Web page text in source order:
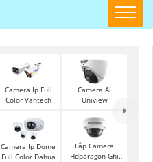
Camera Ip Full
Color Vantech
Camera Ai
Uniview
Camera Ip Dome
Full Color Dahua
Lắp Camera
Hdparagon Ghi